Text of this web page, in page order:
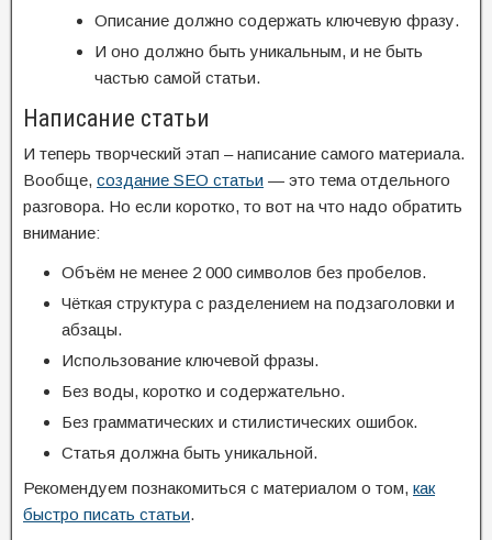
Описание должно содержать ключевую фразу.
И оно должно быть уникальным, и не быть
частью самой статьи.
Написание статьи
И теперь творческий этап – написание самого материала.
Вообще, создание SEO статьи — это тема отдельного
разговора. Но если коротко, то вот на что надо обратить
внимание:
Объём не менее 2 000 символов без пробелов.
Чёткая структура с разделением на подзаголовки и
абзацы.
Использование ключевой фразы.
Без воды, коротко и содержательно.
Без грамматических и стилистических ошибок.
Статья должна быть уникальной.
Рекомендуем познакомиться с материалом о том, как
быстро писать статьи.